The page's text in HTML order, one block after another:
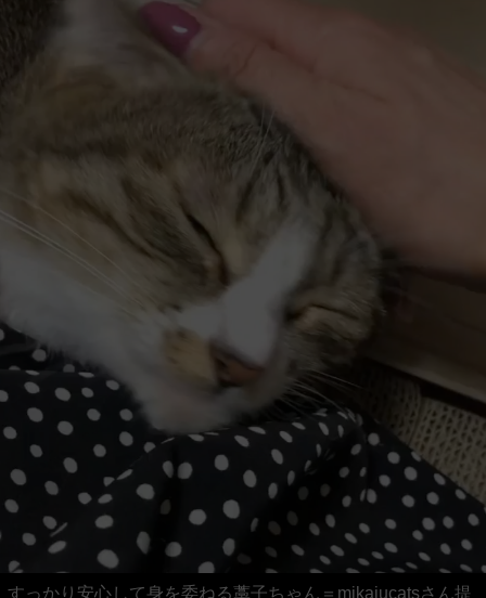
すっかり安心して身を委ねる藁子ちゃん＝mikajucatsさん提